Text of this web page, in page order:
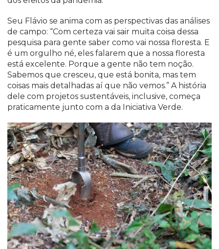
Seu Flávio se anima com as perspectivas das análises
de campo: “Com certeza vai sair muita coisa dessa
pesquisa para gente saber como vai nossa floresta. E
é um orgulho né, eles falarem que a nossa floresta
está excelente. Porque a gente não tem noção.
Sabemos que cresceu, que está bonita, mas tem
coisas mais detalhadas aí que não vemos.” A história
dele com projetos sustentáveis, inclusive, começa
praticamente junto com a da Iniciativa Verde.